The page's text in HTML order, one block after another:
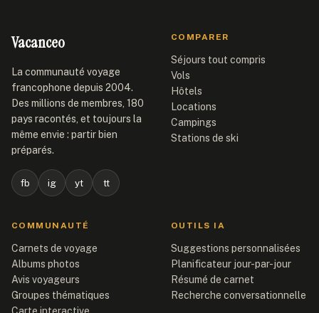
Vacanceo
La communauté voyage
francophone depuis 2004.
Des millions de membres, 180
pays racontés, et toujours la
même envie : partir bien
préparés.
fb ig yt tt
COMPARER
Séjours tout compris
Vols
Hôtels
Locations
Campings
Stations de ski
COMMUNAUTÉ
Carnets de voyage
Albums photos
Avis voyageurs
Groupes thématiques
OUTILS IA
Suggestions personnalisées
Planificateur jour-par-jour
Résumé de carnet
Recherche conversationnelle